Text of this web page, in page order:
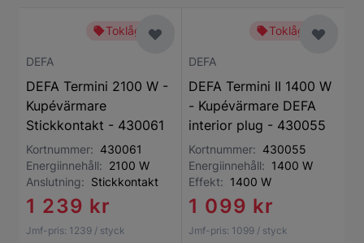
Toklågt pris
DEFA
DEFA Termini 2100 W -
Kupévärmare
Stickkontakt - 430061
Kortnummer: 430061
Energiinnehåll: 2100 W
Anslutning: Stickkontakt
1 239 kr
Jmf-pris: 1239 / styck
Toklågt pris
DEFA
DEFA Termini II 1400 W
- Kupévärmare DEFA
interior plug - 430055
Kortnummer: 430055
Energiinnehåll: 1400 W
Effekt: 1400 W
1 099 kr
Jmf-pris: 1099 / styck